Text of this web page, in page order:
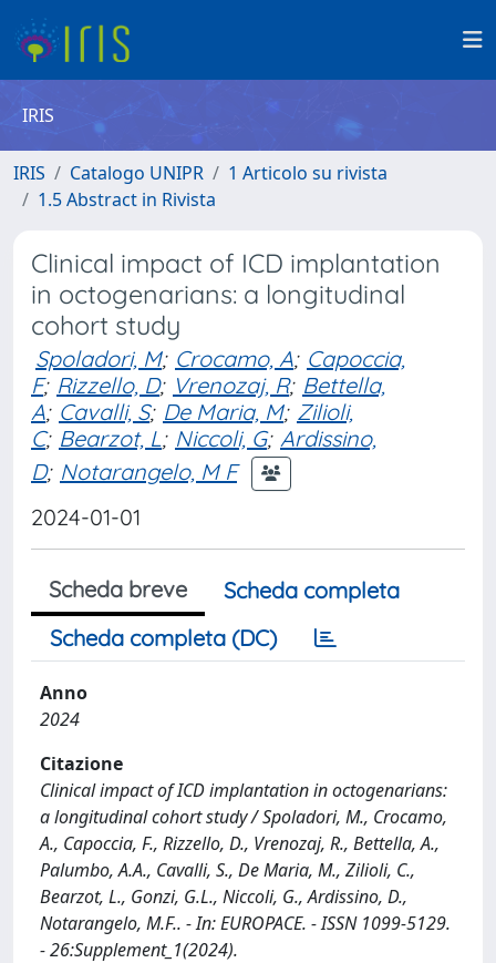
IRIS
IRIS Catalogo UNIPR
1 Articolo su rivista
1.5 Abstract in Rivista
Clinical impact of ICD implantation
in octogenarians: a longitudinal
cohort study
Spoladori, M; Crocamo, A; Capoccia,
F; Rizzello, D; Vrenozaj, R; Bettella,
A; Cavalli, S; De Maria, M; Zilioli,
C; Bearzot, L; Niccoli, G; Ardissino,
D; Notarangelo, M F
2024-01-01
Scheda breve
Scheda completa
Scheda completa (DC)
Anno
2024
Citazione
Clinical impact of ICD implantation in octogenarians:
a longitudinal cohort study / Spoladori, M., Crocamo,
A., Capoccia, F., Rizzello, D., Vrenozaj, R., Bettella, A.,
Palumbo, A.A., Cavalli, S., De Maria, M., Zilioli, C.,
Bearzot, L., Gonzi, G.L., Niccoli, G., Ardissino, D.,
Notarangelo, M.F.. - In: EUROPACE. - ISSN 1099-5129.
- 26:Supplement_1(2024).